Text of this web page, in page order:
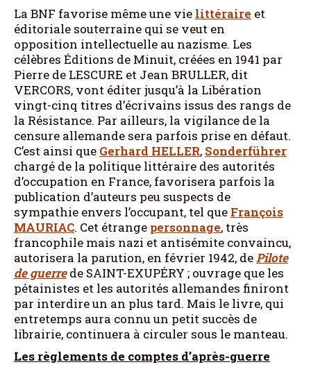
La BNF favorise même une vielittéraire et
éditoriale souterraine qui se veut en
opposition intellectuelle au nazisme. Les
célèbres Éditions de Minuit, créées en 1941 par
Pierre de LESCURE et Jean BRULLER, dit
VERCORS, vont éditer jusqu’à la Libération
vingt-cinq titres d’écrivains issus des rangs de
la Résistance. Par ailleurs, la vigilance de la
censure allemande sera parfois prise en défaut.
C’est ainsi que Gerhard HELLER, Sonderführer
chargé de la politique littéraire des autorités
d’occupation en France, favorisera parfois la
publication d’auteurs peu suspects de
sympathie envers l’occupant, tel que François
MAURIAC. Cet étrange personnage, très
francophile mais nazi et antisémite convaincu,
autorisera la parution, en février 1942, dePilote
de guerrede SAINT-EXUPÉRY ; ouvrage que les
pétainistes et les autorités allemandes finiront
par interdire un an plus tard. Mais le livre, qui
entretemps aura connu un petit succès de
librairie, continuera à circuler sous le manteau.
Les règlements de comptes d’après-guerre